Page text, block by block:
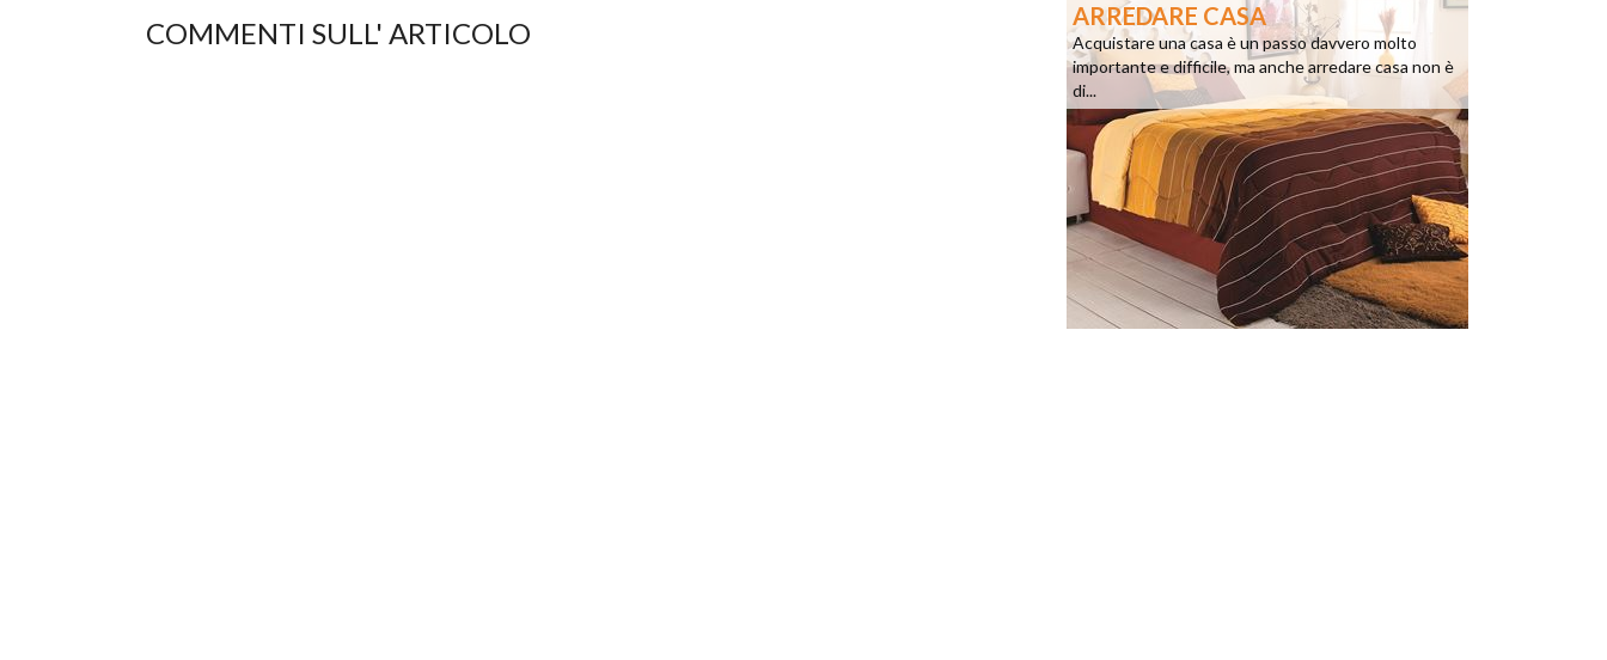
COMMENTI SULL' ARTICOLO
ARREDARE CASA
Acquistare una casa è un passo davvero molto
importante e difficile, ma anche arredare casa non è
di...